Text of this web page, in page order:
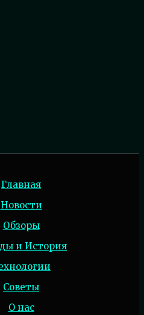
Главная
Новости
Обзоры
и История
Советы
О нас